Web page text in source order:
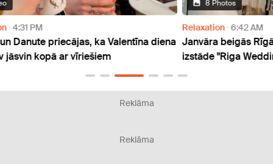
8 Photos
Relaxation
Janvāra beigās Rīgā notiks Baltijā lielākā kāzu
izstāde "Riga Wedding Expo"
1188
Reklāma
Reklāma